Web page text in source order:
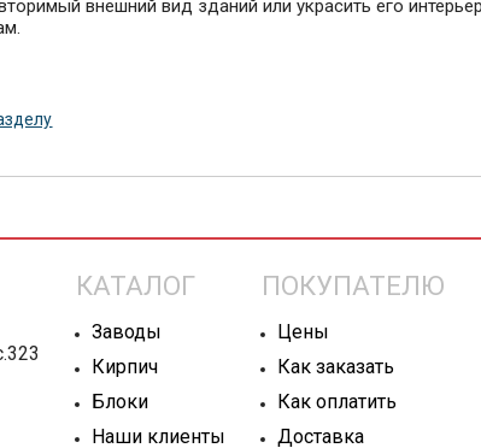
внешний вид зданий или украсить его
КАТАЛОГ
Заводы
Кирпич
Блоки
Наши клиенты
ПОКУПАТЕЛЮ
Цены
Как заказать
Как оплатить
Доставка